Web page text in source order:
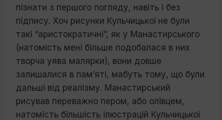
пізнати з першого погляду, навіть і без
підпису. Хоч рисунки Кульчицької не були
такі “аристократичні”, як у Манастирського
(натомість мені більше подобалася в них
творча уява малярки), вони довше
залишалися в пам’яті, мабуть тому, що були
дальші від реалізму. Манастирський
рисував переважно пе­ром, або олівцем,
натомість більшість ілю­страцій Кульчицької